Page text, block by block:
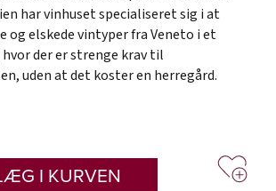
har vinhuset specialiseret sig i at
og elskede vintyper fra Veneto i et
der er strenge krav til
uden at det koster en herregård.
I KURVEN